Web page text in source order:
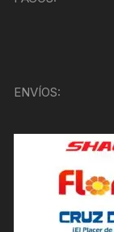
ENVÍOS: